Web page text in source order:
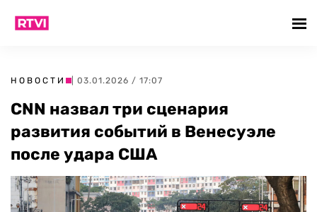
НОВОСТИ | 03.01.2026 / 17:07
CNN назвал три сценария
развития событий в Венесуэле
после удара США